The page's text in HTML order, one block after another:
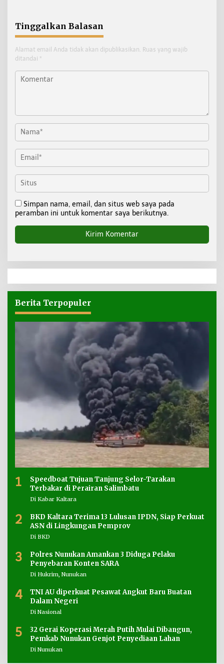
Tinggalkan Balasan
Alamat email Anda tidak akan dipublikasikan. Ruas yang wajib
ditandai *
Simpan nama, email, dan situs web saya pada
peramban ini untuk komentar saya berikutnya.
Berita Terpopuler
1
Speedboat Tujuan Tanjung Selor-Tarakan
Terbakar di Perairan Salimbatu
Di Kabar Kaltara
2
BKD Kaltara Terima 13 Lulusan IPDN, Siap Perkuat
ASN di Lingkungan Pemprov
Di BKD
3
Polres Nunukan Amankan 3 Diduga Pelaku
Penyebaran Konten SARA
Di Hukrim, Nunukan
4
TNI AU diperkuat Pesawat Angkut Baru Buatan
Dalam Negeri
Di Nasional
5
32 Gerai Koperasi Merah Putih Mulai Dibangun,
Pemkab Nunukan Genjot Penyediaan Lahan
Di Nunukan